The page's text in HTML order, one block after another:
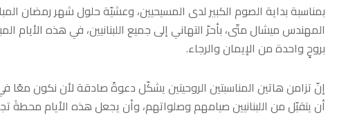
بمناسبة بداية الصوم الكبير لدى المسيحيين، وعشيّة حلول شهر رمضان
المهندس ميشال متّى، بأحرّ التهاني إلى جميع اللبنانيين، في هذه الأيام
بروحٍ واحدة من الإيمان والرجاء.
إنّ تزامن هاتين المناسبتين الروحيتين يشكّل دعوةً صادقة لأن نكون معًا
أن يتقبّل من اللبنانيين صيامهم وصلواتهم، وأن يجعل هذه الأيام محطةَ